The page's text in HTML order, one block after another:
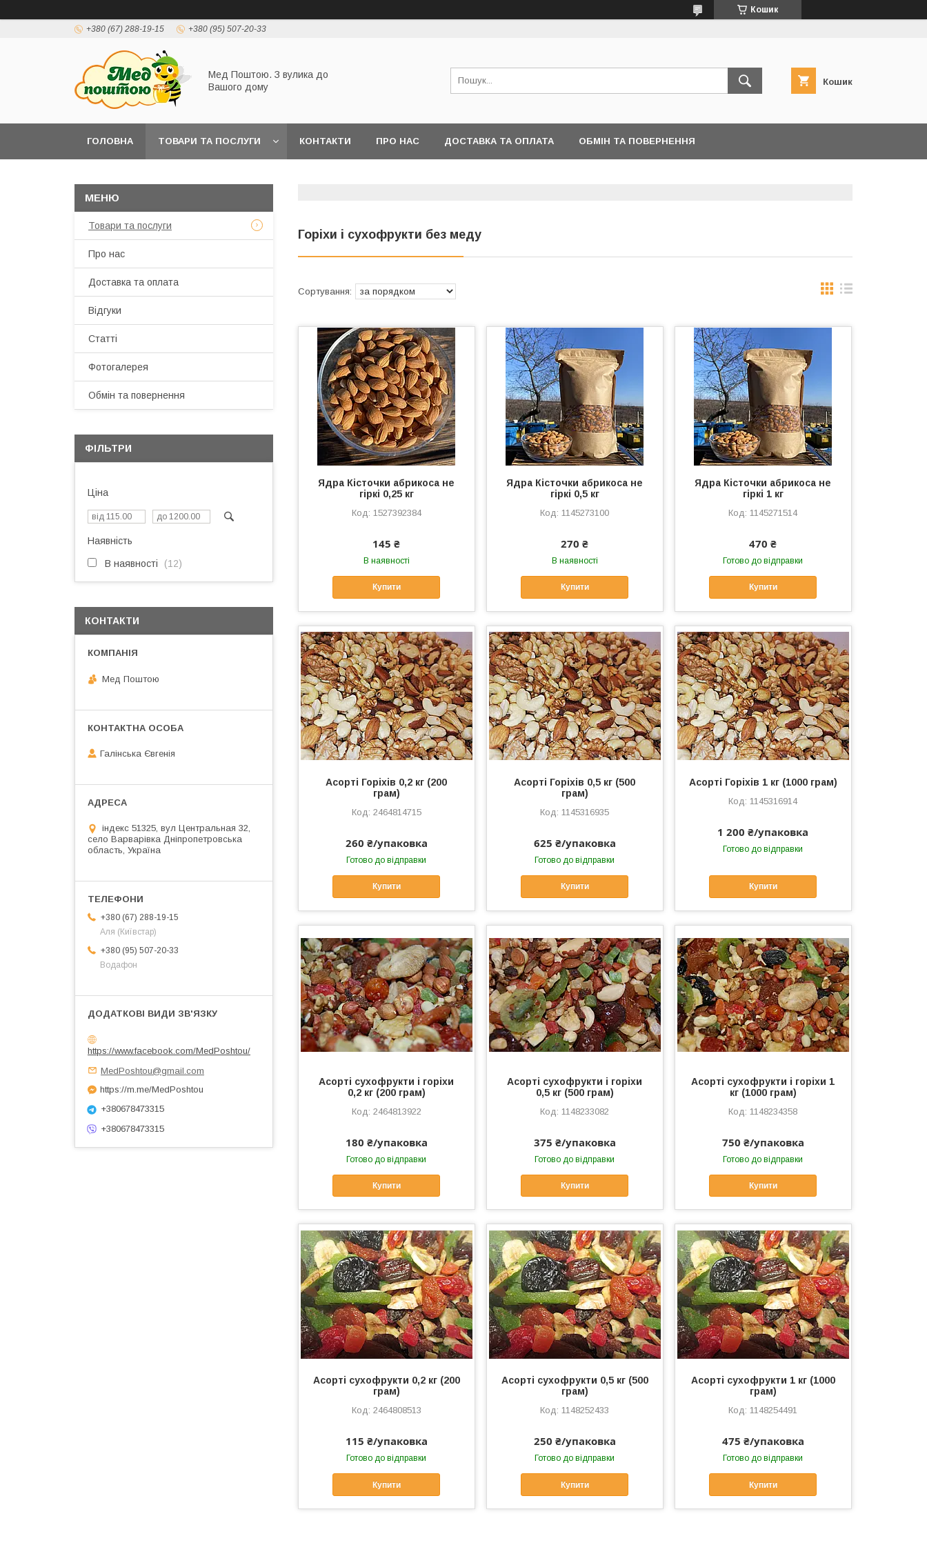
Кошик
+380 (67) 288-19-15 +380 (95) 507-20-33
Мед Поштою. З вулика до
Вашого дому
Кошик
ГОЛОВНА ТОВАРИ ТА ПОСЛУГИ КОНТАКТИ ПРО НАС ДОСТАВКА ТА ОПЛАТА ОБМІН ТА ПОВЕРНЕННЯ
Горіхи і сухофрукти без меду
Ядра Кісточки абрикоса не
гіркі 0,25 кг
1527392384
145 ₴
В наявності
Купити
Ядра Кісточки абрикоса не
гіркі 0,5 кг
1145273100
270 ₴
В наявності
Купити
Ядра Кісточки абрикоса не
гіркі 1 кг
1145271514
470 ₴
Готово до відправки
Купити
Асорті Горіхів 0,2 кг (200
грам)
2464814715
260 ₴/упаковка
Готово до відправки
Купити
Асорті Горіхів 0,5 кг (500
грам)
1145316935
625 ₴/упаковка
Готово до відправки
Купити
Асорті Горіхів 1 кг (1000 грам)
1145316914
1 200 ₴/упаковка
Готово до відправки
Купити
Асорті сухофрукти і горіхи
0,2 кг (200 грам)
2464813922
180 ₴/упаковка
Готово до відправки
Купити
Асорті сухофрукти і горіхи
0,5 кг (500 грам)
1148233082
375 ₴/упаковка
Готово до відправки
Купити
Асорті сухофрукти і горіхи 1
кг (1000 грам)
1148234358
750 ₴/упаковка
Готово до відправки
Купити
Асорті сухофрукти 0,2 кг (200
грам)
2464808513
115 ₴/упаковка
Готово до відправки
Купити
Асорті сухофрукти 0,5 кг (500
грам)
1148252433
250 ₴/упаковка
Готово до відправки
Купити
Асорті сухофрукти 1 кг (1000
грам)
1148254491
475 ₴/упаковка
Готово до відправки
Купити
Товари та послуги
Про нас
Доставка та оплата
Відгуки
Статті
Фотогалерея
Обмін та повернення
ФІЛЬТРИ
Ціна
Наявність
В наявності 12
КОНТАКТИ
Мед Поштою
Галінська Євгенія
індекс 51325, вул Центральная 32,
село Варварівка Дніпропетровська
область, Україна
+380 (67) 288-19-15
Аля (Київстар)
+380 (95) 507-20-33
Водафон
https://www.facebook.com/MedPoshtou/
MedPoshtou@gmail.com
https://m.me/MedPoshtou
+380678473315
+380678473315